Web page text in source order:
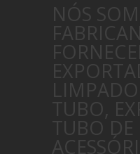
NÓS
TUBO,
TUBO DE